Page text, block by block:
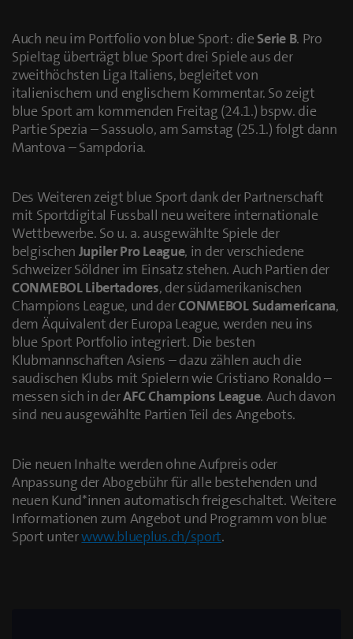
Auch neu im Portfolio von blue Sport: dieSerie B. Pro
Spieltag überträgt blue Sport drei Spiele aus der
zweithöchsten Liga Italiens, begleitet von
italienischem und englischem Kommentar. So zeigt
blue Sport am kommenden Freitag (24.1.) bspw. die
Partie Spezia – Sassuolo, am Samstag (25.1.) folgt dann
Mantova – Sampdoria.
Des Weiteren zeigt blue Sport dank der Partnerschaft
mit Sportdigital Fussball neu weitere internationale
Wettbewerbe. So u. a. ausgewählte Spiele der
belgischen Jupiler Pro League, in der verschiedene
Schweizer Söldner im Einsatz stehen. Auch Partien der
CONMEBOL Libertadores, der südamerikanischen
Champions League, und derCONMEBOL Sudamericana,
dem Äquivalent der Europa League, werden neu ins
blue Sport Portfolio integriert. Die besten
Klubmannschaften Asiens – dazu zählen auch die
saudischen Klubs mit Spielern wie Cristiano Ronaldo –
messen sich in derAFC Champions League. Auch davon
sind neu ausgewählte Partien Teil des Angebots.
Die neuen Inhalte werden ohne Aufpreis oder
Anpassung der Abogebühr für alle bestehenden und
neuen Kund*innen automatisch freigeschaltet. Weitere
Informationen zum Angebot und Programm von blue
Sport unterwww.blueplus.ch/sport.